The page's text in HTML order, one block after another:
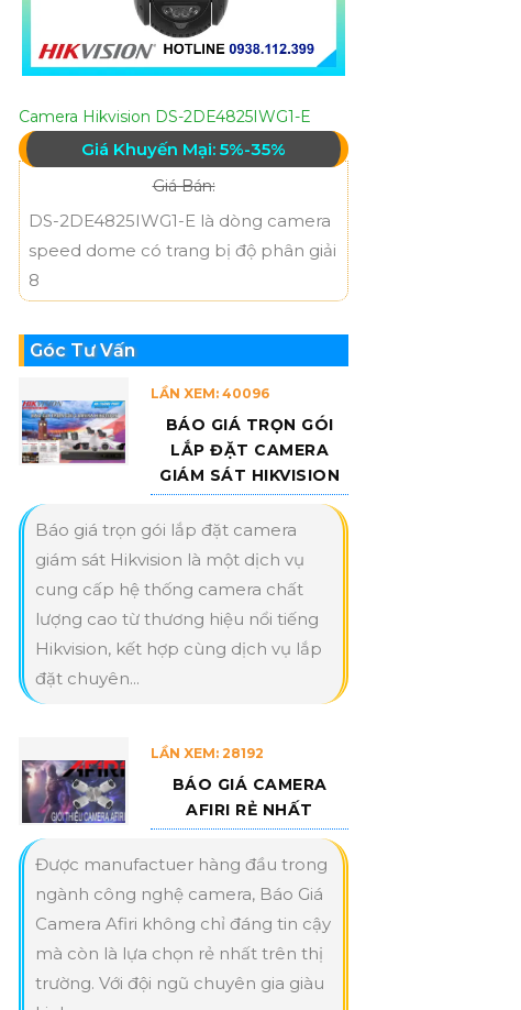
Camera Hikvision DS-2DE4825IWG1-E
Giá Khuyến Mại: 5%-35%
Giá Bán:
DS-2DE4825IWG1-E là dòng camera
speed dome có trang bị độ phân giải
8
Góc Tư Vấn
LẦN XEM: 40096
BÁO GIÁ TRỌN GÓI
LẮP ĐẶT CAMERA
GIÁM SÁT HIKVISION
Báo giá trọn gói lắp đặt camera
giám sát Hikvision là một dịch vụ
cung cấp hệ thống camera chất
lượng cao từ thương hiệu nổi tiếng
Hikvision, kết hợp cùng dịch vụ lắp
đặt chuyên...
LẦN XEM: 28192
BÁO GIÁ CAMERA
AFIRI RẺ NHẤT
Được manufactuer hàng đầu trong
ngành công nghệ camera, Báo Giá
Camera Afiri không chỉ đáng tin cậy
mà còn là lựa chọn rẻ nhất trên thị
trường. Với đội ngũ chuyên gia giàu